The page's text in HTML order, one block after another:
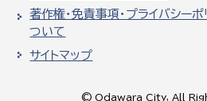
著作権・免責事項・プライバシーポ
ついて
サイトマップ
© Odawara City, All